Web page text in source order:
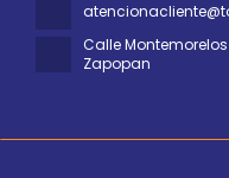
Calle
Zapopan